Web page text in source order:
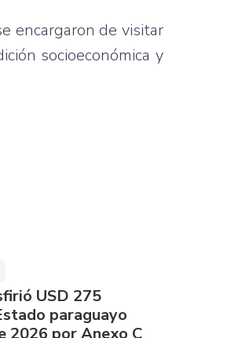
encargaron de visitar
socioeconómica y
USD 275
paraguayo
2026 por Anexo C